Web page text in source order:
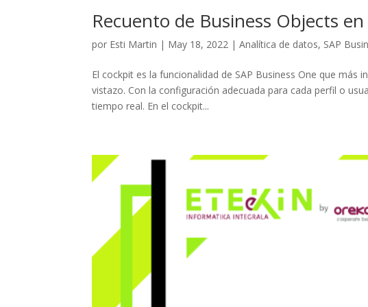
Recuento de Business Objects
por Esti Martin | May 18, 2022 |Analítica de datos, SAP
El cockpit es la funcionalidad de SAP Business One que
vistazo. Con la configuración adecuada para cada perfil o
tiempo real. En el cockpit...